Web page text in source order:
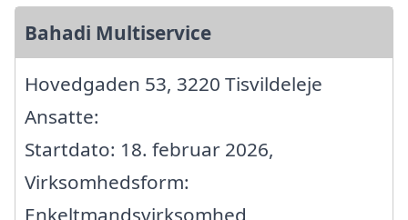
Bahadi Multiservice
Hovedgaden 53, 3220 Tisvildeleje
Ansatte:
Startdato: 18. februar 2026,
Virksomhedsform:
Enkeltmandsvirksomhed